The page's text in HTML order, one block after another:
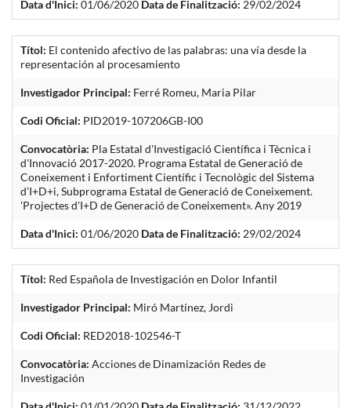
Data d'Inici: 01/06/2020 Data de Finalització: 29/02/2024
Títol: El contenido afectivo de las palabras: una vía desde la
representación al procesamiento
Investigador Principal: Ferré Romeu, Maria Pilar
Codi Oficial: PID2019-107206GB-I00
Convocatòria: Pla Estatal d'Investigació Científica i Tècnica i
d'Innovació 2017-2020. Programa Estatal de Generació de
Coneixement i Enfortiment Científic i Tecnològic del Sistema
d'I+D+i, Subprograma Estatal de Generació de Coneixement.
'Projectes d'I+D de Generació de Coneixement». Any 2019
Data d'Inici: 01/06/2020 Data de Finalització: 29/02/2024
Títol: Red Española de Investigación en Dolor Infantil
Investigador Principal: Miró Martínez, Jordi
Codi Oficial: RED2018-102546-T
Convocatòria: Acciones de Dinamización Redes de
Investigación